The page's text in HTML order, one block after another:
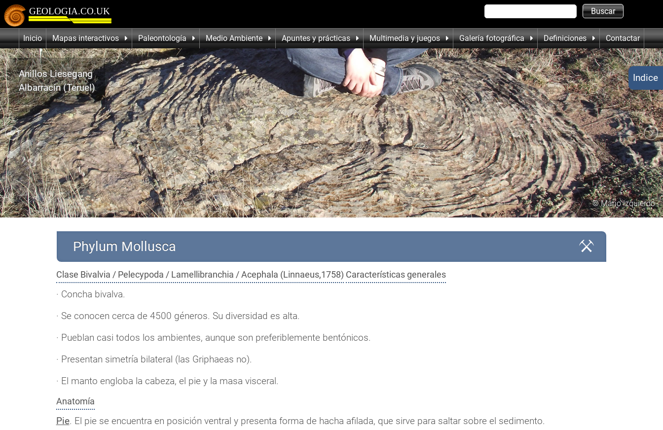
Inicio Mapas interactivos Paleontología Medio Ambiente Apuntes y prácticas Multimedia y juegos Galería fotográfica Definiciones Contactar
© Mario Izquierdo
Anillos Liesegang
Albarracín (Teruel)
Phylum Mollusca
Clase Bivalvia / Pelecypoda / Lamellibranchia / Acephala (Linnaeus,1758) Características generales
· Concha bivalva.
· Se conocen cerca de 4500 géneros. Su diversidad es alta.
· Pueblan casi todos los ambientes, aunque son preferiblemente bentónicos.
· Presentan simetría bilateral (las Griphaeas no).
· El manto engloba la cabeza, el pie y la masa visceral.
Anatomía
Pie. El pie se encuentra en posición ventral y presenta forma de hacha afilada, que sirve para saltar sobre el sedimento.
Indice